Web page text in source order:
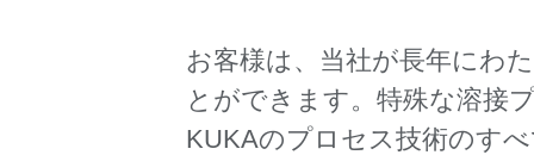
お客様は、当社が長年にわ
とができます。特殊な溶接
KUKAのプロセス技術のす